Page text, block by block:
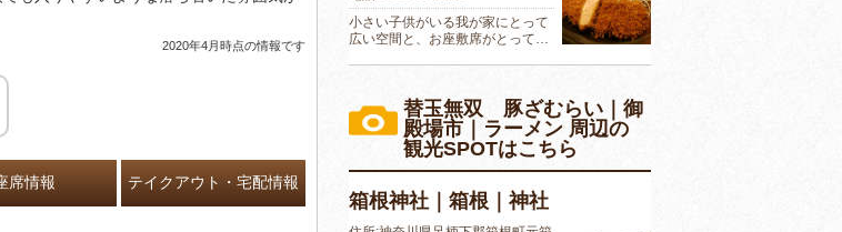
2020年4月時点の情報です
席情報 テイクアウト・宅配情報
小さい子供がいる我が家にとって
広い空間と、お座敷席がとって…
替玉無双 豚ざむらい｜御
殿場市｜ラーメン 周辺の
観光SPOTはこちら
箱根神社｜箱根｜神社